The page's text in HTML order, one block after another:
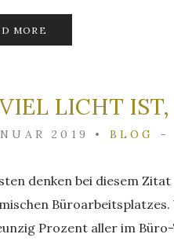
MORE
LICHT
2019 • BLOG -
denken bei diesem
Prozent aller im